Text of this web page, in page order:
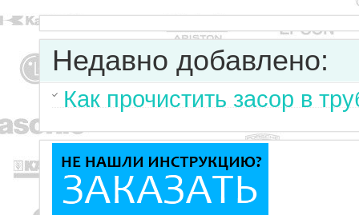
Недавно добавлено:
Как прочистить засор в